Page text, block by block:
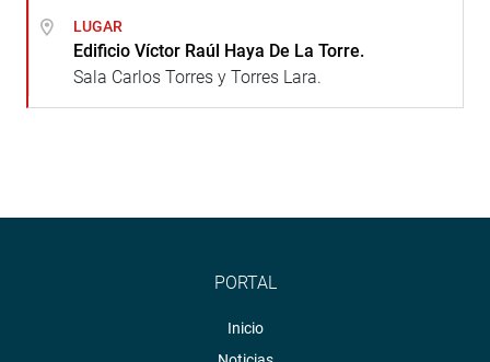
LUGAR
Edificio Víctor Raúl Haya De La Torre.
Sala Carlos Torres y Torres Lara.
PORTAL
Inicio